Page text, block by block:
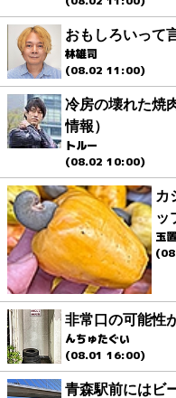
おもしろいって
林雄司
(08.02 11:00)
冷房の壊れた焼
情報）
トルー
(08.02 10:00)
カ
ッ
玉
非常口の可能性
んちゅたぐい
(08.01 16:00)
青森駅前にはビ